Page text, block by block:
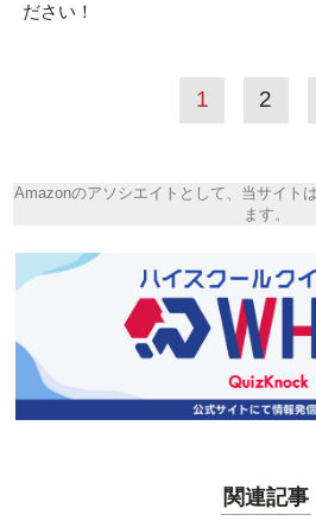
ださい！
1 2
Amazonのアソシエイトとして、当サイト
ます。
関連記事